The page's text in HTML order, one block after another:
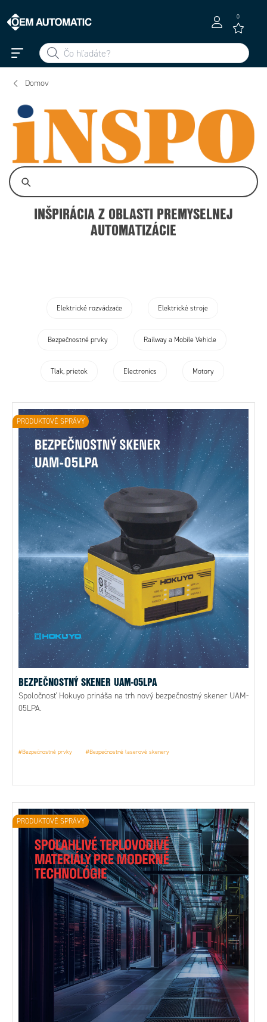
0
Domov
INŠPIRÁCIA Z OBLASTI PREMYSELNEJ
AUTOMATIZÁCIE
Elektrické rozvádzače Elektrické stroje
Bezpečnostné prvky Railway a Mobile Vehicle
Tlak, prietok Electronics Motory
BEZPEČNOSTNÝ SKENER UAM-05LPA
Spoločnosť Hokuyo prináša na trh nový bezpečnostný skener UAM-
05LPA.
#Bezpečnostné prvky #Bezpečnostné laserové skenery
PRODUKTOVÉ SPRÁVY
PRODUKTOVÉ SPRÁVY